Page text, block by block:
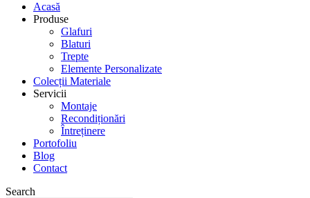
Acasă
Produse
Glafuri
Blaturi
Trepte
Elemente Personalizate
Colecții Materiale
Servicii
Montaje
Recondiționări
Întreținere
Portofoliu
Blog
Contact
Search